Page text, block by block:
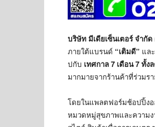
บริษัท มีเดียเซ็นเตอร์ จำกัด
ภายใต้แบรนด์ “เติมดี” และ
ปกับ เทศกาล 7 เดือน 7 ทั้
มากมายจากร้านค้าที่ร่วมร
โดยในแพลตฟอร์มช้อปปิ้งอ
หมวดหมู่สุขภาพและความง